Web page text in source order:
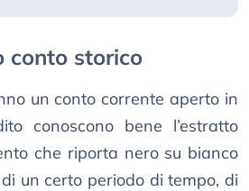
conto storico
un conto corrente aperto in
conoscono bene l’estratto
che riporta nero su bianco
un certo periodo di tempo, di